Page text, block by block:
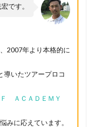
です。
2007年より本格的に
いたツアープロコ
ＡＣＡＤＥＭＹ
みに応えています。